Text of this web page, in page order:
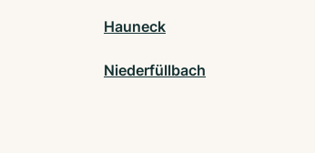
Hauneck
Niederfüllbach